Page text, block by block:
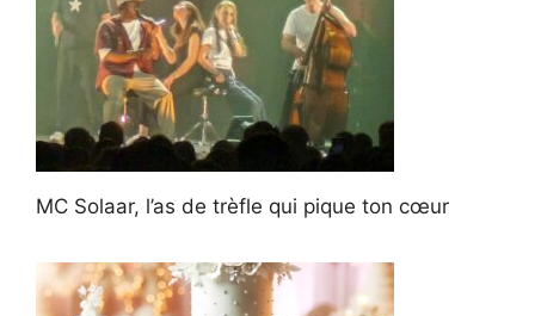
MC Solaar, l’as de trèfle qui pique ton cœur